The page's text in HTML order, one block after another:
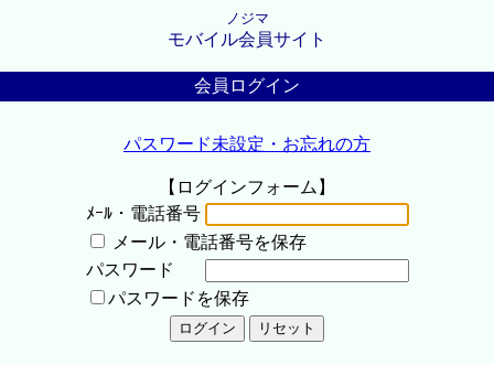
ノジマ
モバイル会員サイト
会員ログイン
パスワード未設定・お忘れの方
【ログインフォーム】
ﾒｰﾙ・電話番号
メール・電話番号を保存
パスワード
パスワードを保存